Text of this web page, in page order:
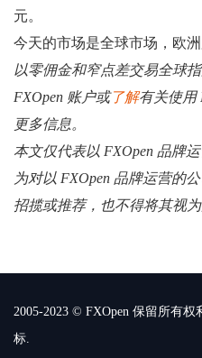
元。
今天的市场是全球市场，欧
以零佣金和窄点差交易全球指
FXOpen 账户或了解有关使用
更多信息。
本文仅代表以 FXOpen 品牌
为对以 FXOpen 品牌运营的
招揽或推荐，也不得将其视为
2005-2023 © FXOpen 保留所有
标.